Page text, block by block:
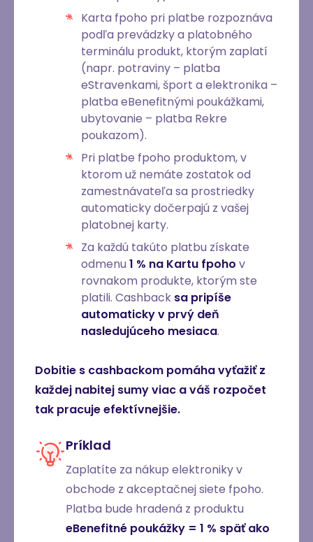
Karta fpoho pri platbe rozpoznáva
podľa prevádzky a platobného
terminálu produkt, ktorým zaplatí
(napr. potraviny – platba
eStravenkami, šport a elektronika –
platba eBenefitnými poukážkami,
ubytovanie – platba Rekre
poukazom).
Pri platbe fpoho produktom, v
ktorom už nemáte zostatok od
zamestnávateľa sa prostriedky
automaticky dočerpajú z vašej
platobnej karty.
Za každú takúto platbu získate
odmenu1 % na Kartu fpoho v
rovnakom produkte, ktorým ste
platili. Cashback sa pripíše
automaticky v prvý deň
nasledujúceho mesiaca.
Dobitie s cashbackom pomáha vyťažiť z
každej nabitej sumy viac a váš rozpočet
tak pracuje efektívnejšie.
Príklad
Zaplatíte za nákup elektroniky v
obchode z akceptačnej siete fpoho.
Platba bude hradená z produktu
eBenefitné poukážky = 1 % späť ako